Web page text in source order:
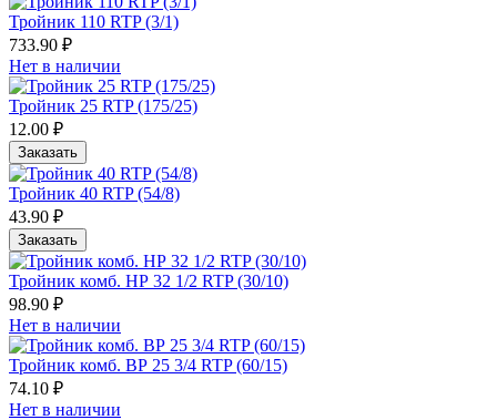
Тройник 110 RTP (3/1)
733.90 ₽
Нет в наличии
Тройник 25 RTP (175/25)
12.00 ₽
Заказать
Тройник 40 RTP (54/8)
43.90 ₽
Заказать
Тройник комб. HР 32 1/2 RTP (30/10)
98.90 ₽
Нет в наличии
Тройник комб. ВР 25 3/4 RTP (60/15)
74.10 ₽
Нет в наличии